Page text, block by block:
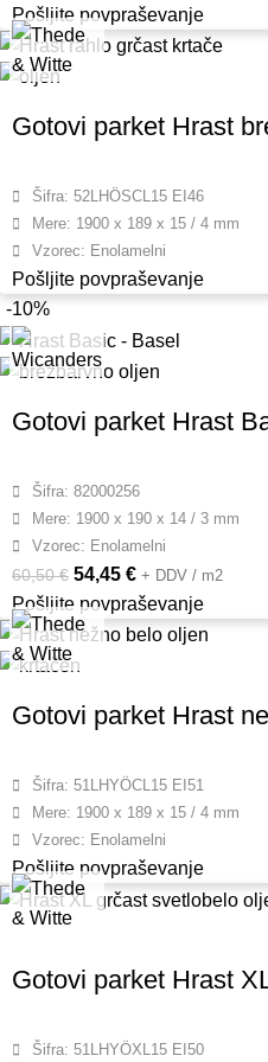
Pošljite povpraševanje
Gotovi parket Hrast
Šifra: 52LHÖSCL15 EI46
Mere: 1900 x 189 x 15 / 4 mm
Vzorec: Enolamelni
Pošljite povpraševanje
-10%
Gotovi parket Hrast
Šifra: 82000256
Mere: 1900 x 190 x 14 / 3 mm
Vzorec: Enolamelni
60,50€ 54,45 € + DDV / m2
Pošljite povpraševanje
Gotovi parket Hrast
Šifra: 51LHYÖCL15 EI51
Mere: 1900 x 189 x 15 / 4 mm
Vzorec: Enolamelni
Pošljite povpraševanje
Gotovi parket Hrast
Šifra: 51LHYÖXL15 EI50